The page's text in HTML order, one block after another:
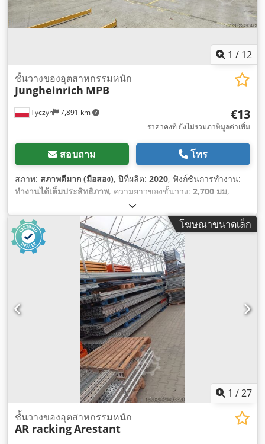
1 / 12
Tyczyn 7,891 km
ชั้นวางของอุตสาหกรรมหนัก
Jungheinrich MPB
€13
ราคาคงที่ ยังไม่รวมภาษีมูลค่าเพิ่ม
สอบถาม โทร
สภาพ: สภาพดีมาก (มือสอง), ปีที่ผลิต: 2020, ฟังก์ชันการทำงาน:
ทำงานได้เต็มประสิทธิภาพ, ความยาวของชั้นวาง: 2,700 มม,
600 กก., ความสูงของเฟรม:
โฆษณาขนาดเล็ก
1 /27
ชั้นวางของอุตสาหกรรมหนัก
AR rackingArestant